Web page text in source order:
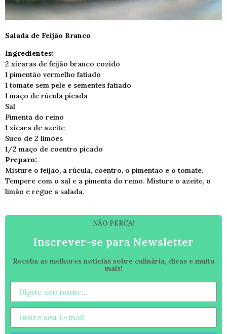
Salada de Feijão Branco
Ingredientes:
2 xícaras de feijão branco cozido
1 pimentão vermelho fatiado
1 tomate sem pele e sementes fatiado
1 maço de rúcula picada
Sal
Pimenta do reino
1 xícara de azeite
Suco de 2 limões
1/2 maço de coentro picado
Preparo:
Misture o feijão, a rúcula, coentro, o pimentão e o tomate.
Tempere com o sal e a pimenta do reino. Misture o azeite, o
limão e regue a salada.
NÃO PERCA!
Inscrever-se para Newsletter
Receba as melhores notícias sobre culinária, dicas e muito
mais!